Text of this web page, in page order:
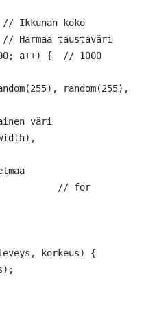
korkeus) {